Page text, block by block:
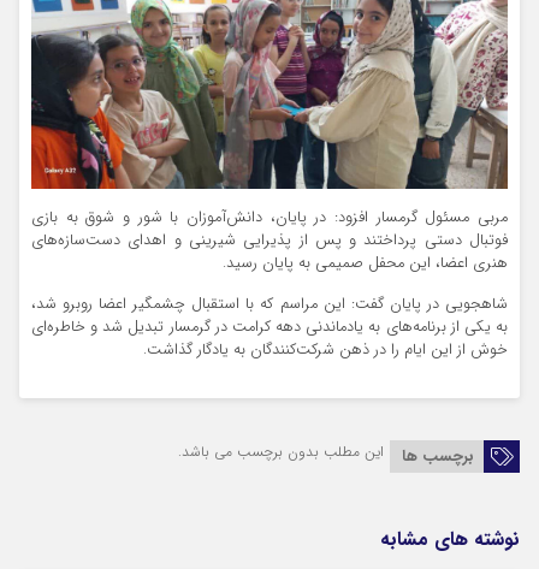
مربی مسئول گرمسار افزود: در پایان، دانش‌آموزان با شور و شوق به بازی
فوتبال دستی پرداختند و پس از پذیرایی شیرینی و اهدای دست‌سازه‌های
هنری اعضا، این محفل صمیمی به پایان رسید.
شاهجویی در پایان گفت: این مراسم که با استقبال چشمگیر اعضا روبرو شد،
به یکی از برنامه‌های به یادماندنی دهه کرامت در گرمسار تبدیل شد و خاطره‌ای
خوش از این ایام را در ذهن شرکت‌کنندگان به یادگار گذاشت.
برچسب ها این مطلب بدون برچسب می باشد.
نوشته های مشابه